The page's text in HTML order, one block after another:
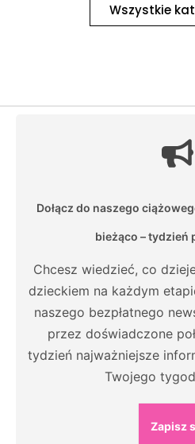
Wszystkie
Dołącz do naszego
bieżąco – tydzień
Chcesz wiedzieć, co
dzieckiem na każdym
naszego bezpłatnego
przez doświadczone
tydzień najważniejsze
Twojego
Zapisz